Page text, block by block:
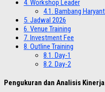
4. Workshop Leader
4.1. Bambang
5. Jadwal 2026
6. Venue Training
7. Investment Fee
8. Outline Training
8.1. Day-1
8.2. Day-2
Pengukuran dan Analisis